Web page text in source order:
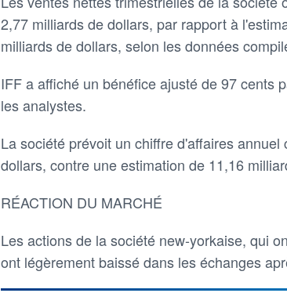
2,77 milliards de dollars, par rapport à
milliards de dollars, selon les données
IFF a affiché un bénéfice ajusté de 97 cents
les analystes.
La société prévoit un chiffre d'affaires
dollars, contre une estimation de 11,16
RÉACTION DU MARCHÉ
Les actions de la société new-yorkaise, qui
ont légèrement baissé dans les échanges